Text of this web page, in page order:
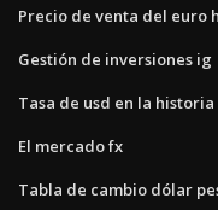
Precio de venta del euro
Gestión de inversiones ig
Tasa de usd en la
El mercado fx
Tabla de cambio dólar